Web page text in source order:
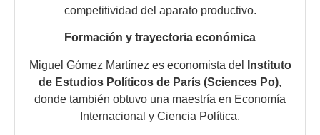
competitividad del aparato productivo.
Formación y trayectoria económica
Miguel Gómez Martínez es economista del
Instituto
de Estudios Políticos de París (Sciences Po),
donde también obtuvo una maestría en Economía
Internacional y Ciencia Política.